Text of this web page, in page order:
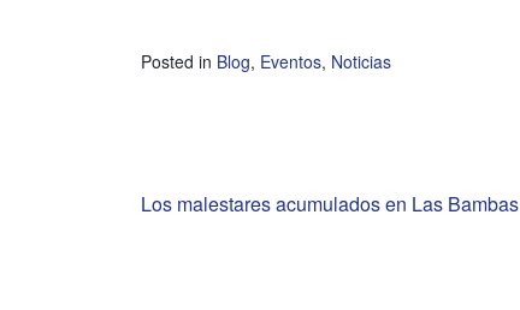
Posted in Blog, Eventos, Noticias
Navegación
Los malestares acumulados en Las Bambas